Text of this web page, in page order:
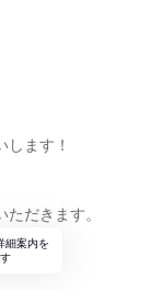
ます！
だきます。
細案内を